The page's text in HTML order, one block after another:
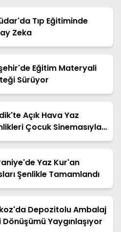
Tıp Eğitiminde
Zeka
Eğitim Materyali
Sürüyor
Açık Hava Yaz
Çocuk Sinemasıyla
Yaz Kur'an
Şenlikle Tamamlandı
Depozitolu Ambalaj
Dönüşümü Yaygınlaşıyor